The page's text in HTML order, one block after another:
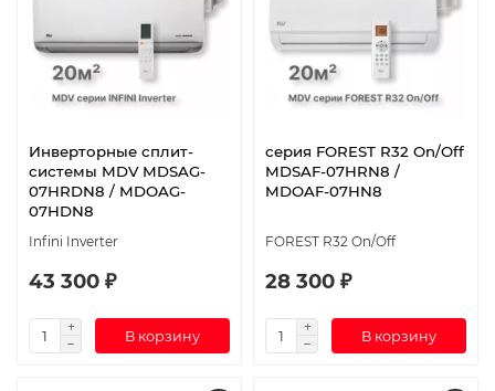
Инверторные сплит-
системы MDV MDSAG-
07HRDN8 / MDOAG-
07HDN8
Infini Inverter
43 300 ₽
В корзину
серия FOREST R32 On/Off
MDSAF-07HRN8 /
MDOAF-07HN8
FOREST R32 On/Off
28 300 ₽
В корзину